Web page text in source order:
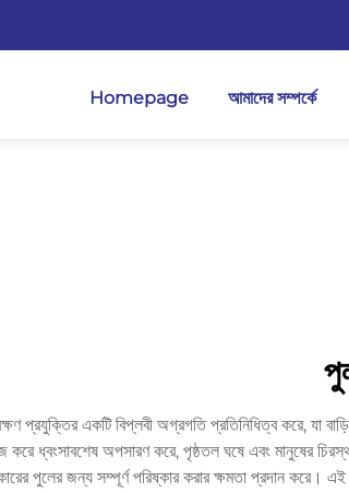
Homepage আমাদের সম্পর্কে
প্রযুক্তির একটি বিপ্লবী অগ্রগতি প্রতিনিধিত্ব করে, যা
করে ধ্বংসাবশেষ অপসারণ করে, পৃষ্ঠতল ঘষে এবং মানুষের
পুলের জন্য সম্পূর্ণ পরিষ্কার করার ক্ষমতা প্রদান করে।